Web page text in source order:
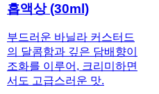
흡액상 (30ml)
부드러운 바닐라 커스터드
의 달콤함과 깊은 담배향이
조화를 이루어, 크리미하면
서도 고급스러운 맛.